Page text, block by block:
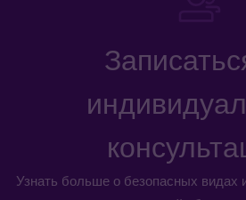
Узнать больше о безопасных видах